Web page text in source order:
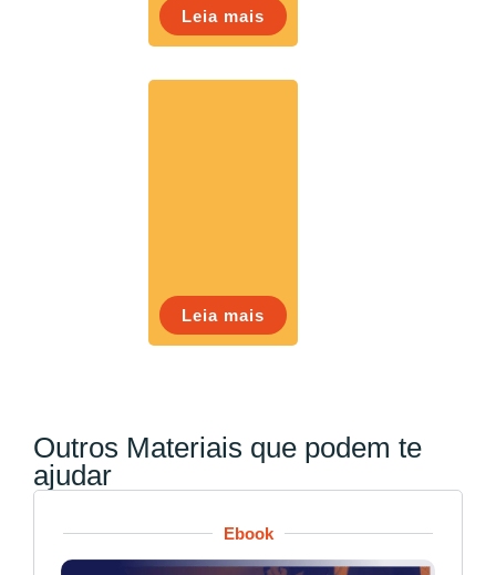
Leia mais
Leia mais
Outros Materiais que podem te
ajudar
Ebook